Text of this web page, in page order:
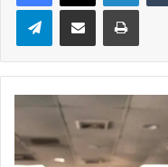
TelegramCompartir via correo electrónico
¡IMPORTANTE!
piden
estatuto